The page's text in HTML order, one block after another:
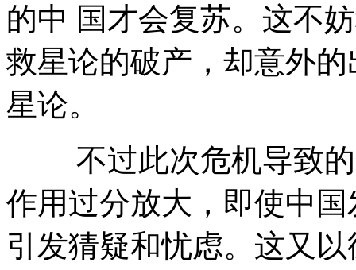
的中 国才会复苏。这不
救星论的破产，却意外
星论。
不过此次危机导致的
作用过分放大，即使中
引发猜疑和忧虑。这又